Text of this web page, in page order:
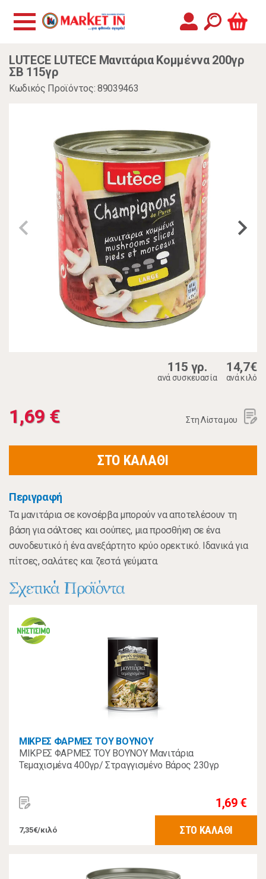
LUTECE LUTECE Μανιτάρια Κομμέννα 200γρ
ΣΒ 115γρ
Κωδικός Προϊόντος: 89039463
115 γρ.
ανά συσκευασία
14,7€
ανά κιλό
1,69 € Στη Λίστα μου
ΣΤΟ ΚΑΛΑΘΙ
Περιγραφή
Τα μανιτάρια σε κονσέρβα μπορούν να αποτελέσουν τη
βάση για σάλτσες και σούπες, μια προσθήκη σε ένα
συνοδευτικό ή ένα ανεξάρτητο κρύο ορεκτικό. Ιδανικά για
πίτσες, σαλάτες και ζεστά γεύματα.
Σχετικά Προϊόντα
ΜΙΚΡΕΣ ΦΑΡΜΕΣ ΤΟΥ ΒΟΥΝΟΥ
ΜΙΚΡΕΣ ΦΑΡΜΕΣ ΤΟΥ ΒΟΥΝΟΥ Μανιτάρια
Τεμαχισμένα 400γρ/ Στραγγισμένο Βάρος 230γρ
1,69 €
7,35€/κιλό ΣΤΟ ΚΑΛΑΘΙ